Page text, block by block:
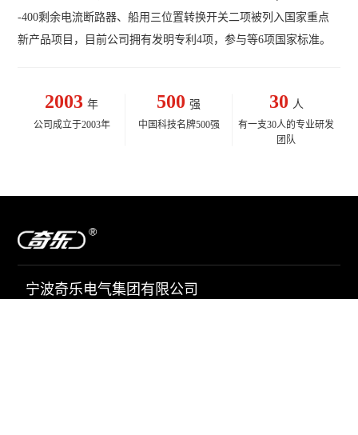
-400剩余电流断路器、船用三位置转换开关二项被列入国家重点
新产品项目，目前公司拥有发明专利4项，参与等6项国家标准。
2003 年
公司成立于2003年
500 强
中国科技名牌500强
30 人
有一支30人的专业研发
团队
宁波奇乐电气集团有限公司